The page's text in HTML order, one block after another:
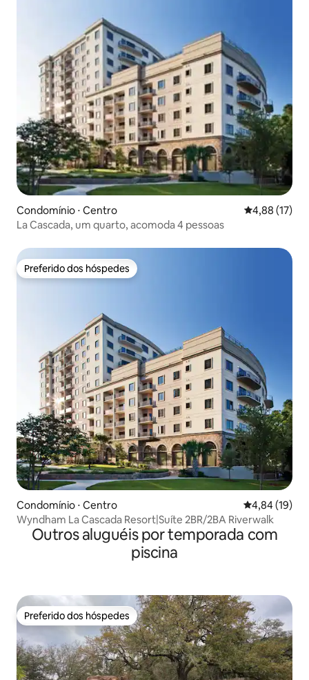
Condomínio ⋅ Centro 4,88 de uma
4,88 (17)
La Cascada, um quarto, acomoda 4 pessoas
Preferido dos hóspedes
Preferido dos hóspedes
Condomínio ⋅ Centro 4,84 de uma
4,84 (19)
Wyndham La Cascada Resort|Suíte 2BR/2BA Riverwalk
Outros aluguéis por temporada com
piscina
Preferido dos hóspedes
Preferido dos hóspedes